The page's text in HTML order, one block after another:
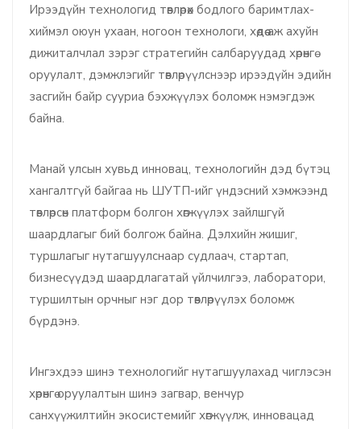
Ирээдүйн технологид төвлөрөх бодлого баримтлах-
хиймэл оюун ухаан, ногоон технологи, хөдөө аж ахуйн
дижиталчлал зэрэг стратегийн салбаруудад хөрөнгө
оруулалт, дэмжлэгийг төвлөрүүлснээр ирээдүйн эдийн
засгийн байр сууриа бэхжүүлэх боломж нэмэгдэж
байна.
Манай улсын хувьд инновац, технологийн дэд бүтэц
хангалтгүй байгаа нь ШУТП-ийг үндэсний хэмжээнд
төвлөрсөн платформ болгон хөгжүүлэх зайлшгүй
шаардлагыг бий болгож байна. Дэлхийн жишиг,
туршлагыг нутагшуулснаар судлаач, стартап,
бизнесүүдэд шаардлагатай үйлчилгээ, лаборатори,
туршилтын орчныг нэг дор төвлөрүүлэх боломж
бүрдэнэ.
Ингэхдээ шинэ технологийг нутагшуулахад чиглэсэн
хөрөнгө оруулалтын шинэ загвар, венчур
санхүүжилтийн экосистемийг хөгжүүлж, инновацад